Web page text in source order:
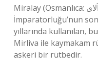
Miralay (Osmanlıca: ميرآلای), Osmanlı
İmparatorluğu’nun
yıllarında kullanılan,
Mirliva ile kaymakam
askeri bir rütbedir.